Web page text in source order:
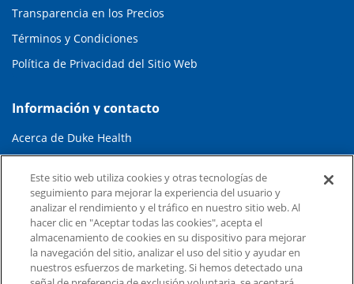
Transparencia en los Precios
Términos y Condiciones
Política de Privacidad del Sitio Web
Información y contacto
Acerca de Duke Health
Carreras en Duke Health
Sala de Prensa de Duke Health
Suscripción al Correo Electrónico
Médicos Derivadores
Este sitio web utiliza cookies y otras tecnologías de
seguimiento para mejorar la experiencia del usuario y
analizar el rendimiento y el tráfico en nuestro sitio web. Al
hacer clic en "Aceptar todas las cookies", acepta el
almacenamiento de cookies en su dispositivo para mejorar
la navegación del sitio, analizar el uso del sitio y ayudar en
nuestros esfuerzos de marketing. Si hemos detectado una